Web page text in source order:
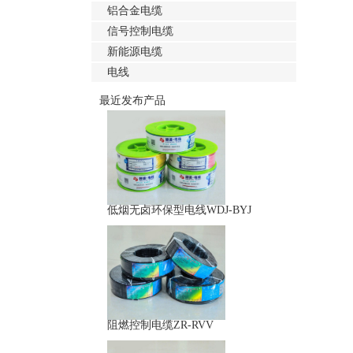
铝合金电缆
信号控制电缆
新能源电缆
电线
最近发布产品
低烟无卤环保型电线WDJ-BYJ
阻燃控制电缆ZR-RVV